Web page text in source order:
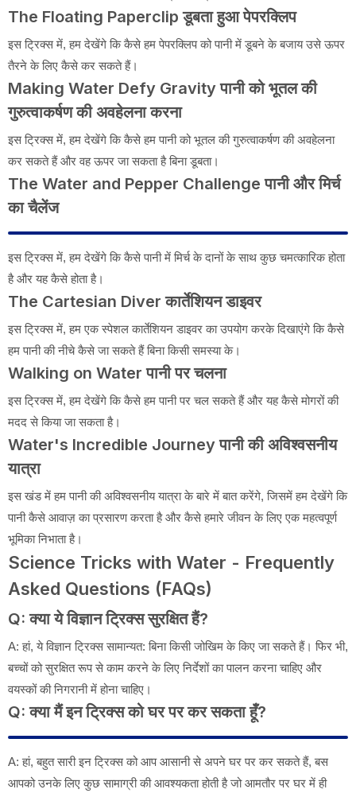
The Floating Paperclipडूबता हुआ पेपरक्लिप
इस ट्रिक्स में, हम देखेंगे कि कैसे हम पेपरक्लिप को पानी में डूबने के बजाय उसे ऊपर
तैरने के लिए कैसे कर सकते हैं।
Making Water Defy Gravityपानी को भूतल की
गुरुत्वाकर्षण की अवहेलना करना
इस ट्रिक्स में, हम देखेंगे कि कैसे हम पानी को भूतल की गुरुत्वाकर्षण की अवहेलना
कर सकते हैं और वह ऊपर जा सकता है बिना डूबता।
The Water and Pepper Challengeपानी और मिर्च
का चैलेंज
इस ट्रिक्स में, हम देखेंगे कि कैसे पानी में मिर्च के दानों के साथ कुछ चमत्कारिक होता
है और यह कैसे होता है।
The Cartesian Diverकार्तेशियन डाइवर
इस ट्रिक्स में, हम एक स्पेशल कार्तेशियन डाइवर का उपयोग करके दिखाएंगे कि कैसे
हम पानी की नीचे कैसे जा सकते हैं बिना किसी समस्या के।
Walking on Waterपानी पर चलना
इस ट्रिक्स में, हम देखेंगे कि कैसे हम पानी पर चल सकते हैं और यह कैसे मोगरों की
मदद से किया जा सकता है।
Water's Incredible Journeyपानी की अविश्वसनीय
यात्रा
इस खंड में हम पानी की अविश्वसनीय यात्रा के बारे में बात करेंगे, जिसमें हम देखेंगे कि
पानी कैसे आवाज़ का प्रसारण करता है और कैसे हमारे जीवन के लिए एक महत्वपूर्ण
भूमिका निभाता है।
Science Tricks with Water - Frequently
Asked Questions (FAQs)
Q: क्या ये विज्ञान ट्रिक्स सुरक्षित हैं?
A: हां, ये विज्ञान ट्रिक्स सामान्यत: बिना किसी जोखिम के किए जा सकते हैं। फिर भी,
बच्चों को सुरक्षित रूप से काम करने के लिए निर्देशों का पालन करना चाहिए और
वयस्कों की निगरानी में होना चाहिए।
Q: क्या मैं इन ट्रिक्स को घर पर कर सकता हूँ?
A: हां, बहुत सारी इन ट्रिक्स को आप आसानी से अपने घर पर कर सकते हैं, बस
आपको उनके लिए कुछ सामाग्री की आवश्यकता होती है जो आमतौर पर घर में ही